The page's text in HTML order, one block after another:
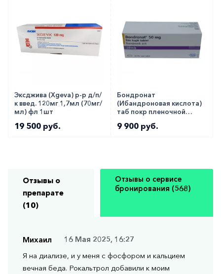
Эксджива (Xgeva) р-р д/п/
к введ. 120мг 1,7мл (70мг/
мл) фл 1шт
19 500 руб.
Бондронат
(Ибандроновая кислота)
таб покр пленочной
9 900 руб.
Отзывы о
препарате
(10)
Отзывы о сервисе
бронирования (568)
Михаил
16 Мая 2025, 16:27
Я на диализе, и у меня с фосфором и кальцием
вечная беда. Рокальтрол добавили к моим